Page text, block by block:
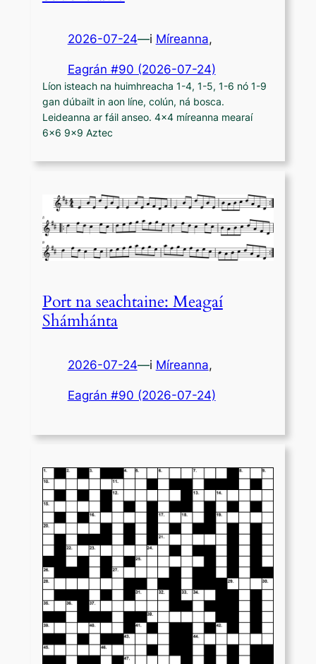
2026-07-24—i Míreanna,
Eagrán #90 (2026-07-24)
Líon isteach na huimhreacha 1-4, 1-5, 1-6 nó 1-9
gan dúbailt in aon líne, colún, ná bosca.
Leideanna ar fáil anseo. 4×4 míreanna mearaí
6×6 9×9 Aztec
Port na seachtaine: Meagaí
Shámhánta
2026-07-24—i Míreanna,
Eagrán #90 (2026-07-24)